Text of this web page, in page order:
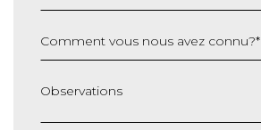
Comment vous nous avez connu?*
Observations